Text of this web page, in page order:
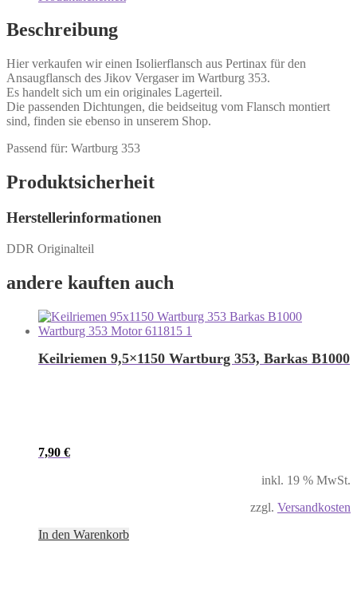
Beschreibung
Hier verkaufen wir einen Isolierflansch aus Pertinax für den
Ansaugflansch des Jikov Vergaser im Wartburg 353.
Es handelt sich um ein originales Lagerteil.
Die passenden Dichtungen, die beidseitug vom Flansch montiert
sind, finden sie ebenso in unserem Shop.
Passend für: Wartburg 353
Produktsicherheit
Herstellerinformationen
DDR Originalteil
andere kauften auch
Keilriemen 9,5×1150 Wartburg 353, Barkas B1000
7,90 €
inkl. 19 % MwSt.
zzgl. Versandkosten
In den Warenkorb